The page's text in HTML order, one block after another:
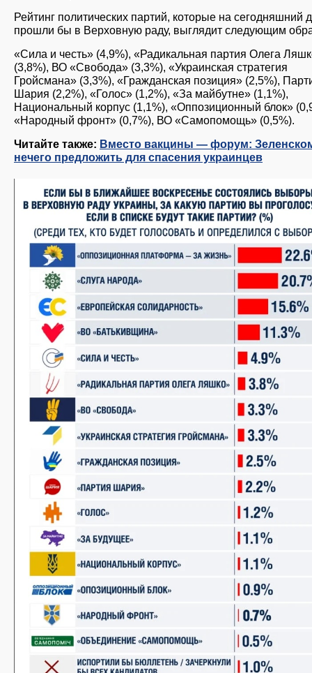
Рейтинг политических партий, которые на сегодняшний
прошли бы в Верховную раду, выглядит следующим
«Сила и честь» (4,9%), «Радикальная партия Олега
(3,8%), ВО «Свобода» (3,3%), «Украинская стратегия
Гройсмана» (3,3%), «Гражданская позиция» (2,5%),
Шария (2,2%), «Голос» (1,2%), «За майбутне» (1,1%),
Национальный корпус (1,1%), «Оппозиционный блок»
«Народный фронт» (0,7%), ВО «Самопомощь» (0,5%).
Читайте также: Вместо вакцины — форум:
нечего предложить для спасения украинцев